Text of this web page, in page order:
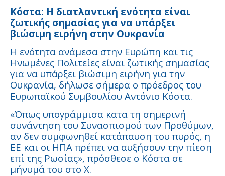
Κόστα: Η διατλαντική ενότητα είναι
ζωτικής σημασίας για να υπάρξει
βιώσιμη ειρήνη στην Ουκρανία
Η ενότητα ανάμεσα στην Ευρώπη και τις
Ηνωμένες Πολιτείες είναι ζωτικής σημασίας
για να υπάρξει βιώσιμη ειρήνη για την
Ουκρανία, δήλωσε σήμερα ο πρόεδρος του
Ευρωπαϊκού Συμβουλίου Αντόνιο Κόστα.
«Όπως υπογράμμισα κατα τη σημερινή
συνάντηση του Συνασπισμού των Προθύμων,
αν δεν συμφωνηθεί κατάπαυση του πυρός, η
ΕΕ και οι ΗΠΑ πρέπει να αυξήσουν την πίεση
επί της Ρωσίας», πρόσθεσε ο Κόστα σε
μήνυμά του στο X.